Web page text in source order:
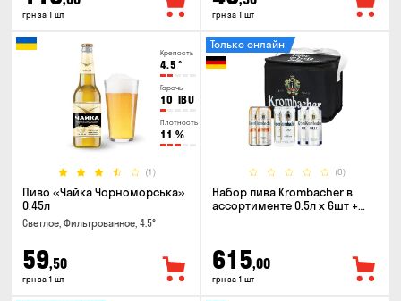
грн за 1 шт грн за 1 шт
Крепость
4.5 °
Горечь
10 IBU
Плотность
11 %
(1)
Пиво «Чайка Чорноморська»
0.45л
Светлое, Фильтрованное, 4.5°
59,50
грн за 1 шт
(0)
Только онлайн
Набор пива Krombacher в
ассортименте 0.5л х 6шт +
615,00
грн за 1 шт